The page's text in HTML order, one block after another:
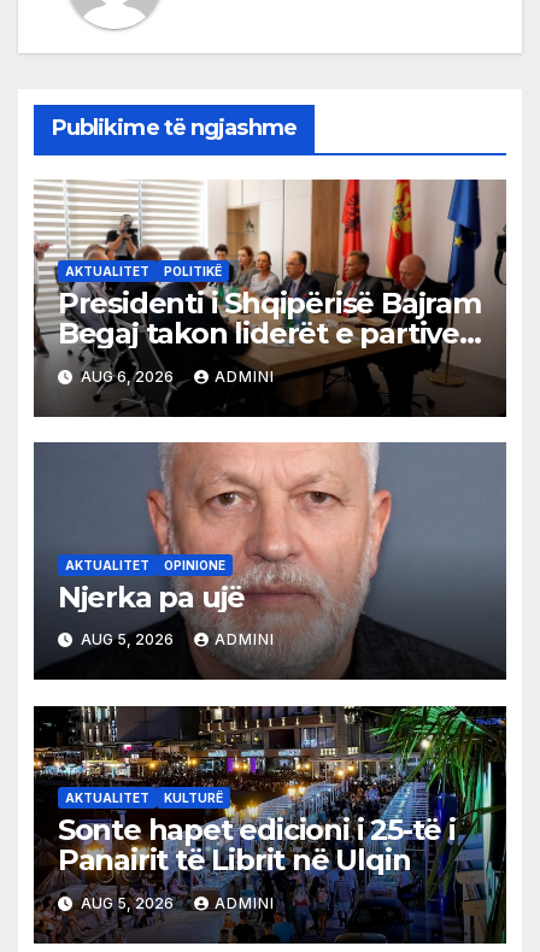
Publikime të ngjashme
AKTUALITET POLITIKË
Presidenti i Shqipërisë Bajram
Begaj takon liderët e partive
shqiptare në Ulqin
AUG 6, 2026 ADMINI
AKTUALITET OPINIONE
Njerka pa ujë
AUG 5, 2026 ADMINI
AKTUALITET KULTURË
Sonte hapet edicioni i 25-të i
Panairit të Librit në Ulqin
AUG 5, 2026 ADMINI